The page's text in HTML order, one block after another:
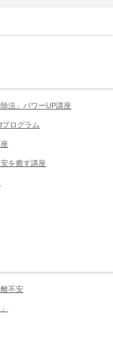
法」パワーUP講座
プログラム
を癒す講座
不安